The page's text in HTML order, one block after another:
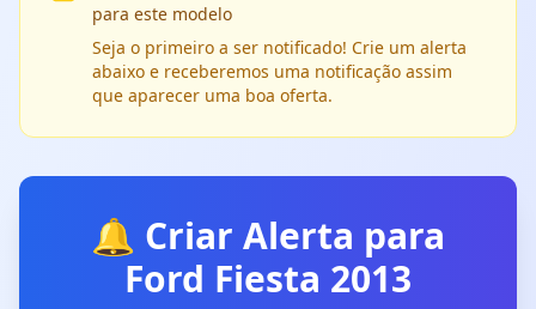
para este modelo
Seja o primeiro a ser notificado! Crie um alerta
abaixo e receberemos uma notificação assim
que aparecer uma boa oferta.
🔔 Criar Alerta para
Ford Fiesta 2013